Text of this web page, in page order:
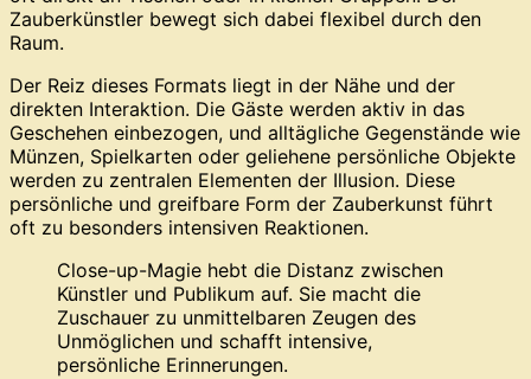
Zauberkünstler bewegt sich dabei flexibel durch den
Raum.
Der Reiz dieses Formats liegt in der Nähe und der
direkten Interaktion. Die Gäste werden aktiv in das
Geschehen einbezogen, und alltägliche Gegenstände wie
Münzen, Spielkarten oder geliehene persönliche Objekte
werden zu zentralen Elementen der Illusion. Diese
persönliche und greifbare Form der Zauberkunst führt
oft zu besonders intensiven Reaktionen.
Close-up-Magie hebt die Distanz zwischen
Künstler und Publikum auf. Sie macht die
Zuschauer zu unmittelbaren Zeugen des
Unmöglichen und schafft intensive,
persönliche Erinnerungen.